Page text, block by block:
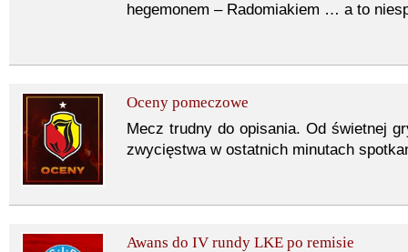
hegemonem – Radomiakiem … a to
Oceny pomeczowe
Mecz trudny do opisania. Od świetnej
zwycięstwa w ostatnich minutach
Awans do IV rundy LKE po remisie